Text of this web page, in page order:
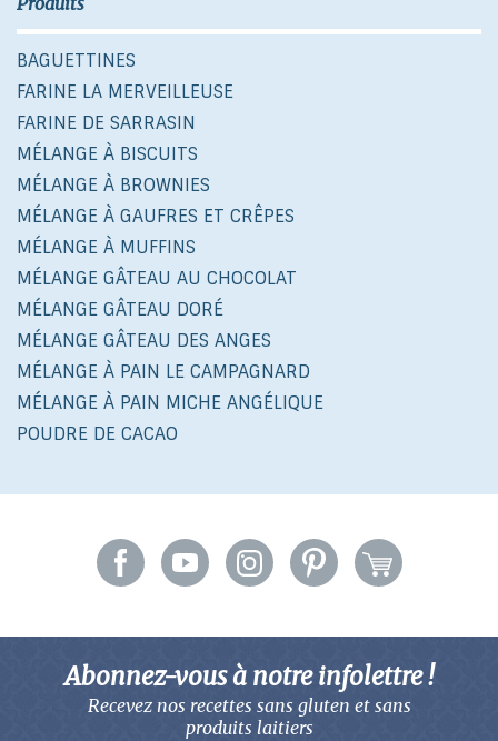
BAGUETTINES
FARINE LA MERVEILLEUSE
FARINE DE SARRASIN
MÉLANGE À BISCUITS
MÉLANGE À BROWNIES
MÉLANGE À GAUFRES ET CRÊPES
MÉLANGE À MUFFINS
MÉLANGE GÂTEAU AU CHOCOLAT
MÉLANGE GÂTEAU DORÉ
MÉLANGE GÂTEAU DES ANGES
MÉLANGE À PAIN LE CAMPAGNARD
MÉLANGE À PAIN MICHE ANGÉLIQUE
POUDRE DE CACAO
Abonnez-vous à notre infolettre !
Recevez nos recettes sans gluten et sans
produits laitiers